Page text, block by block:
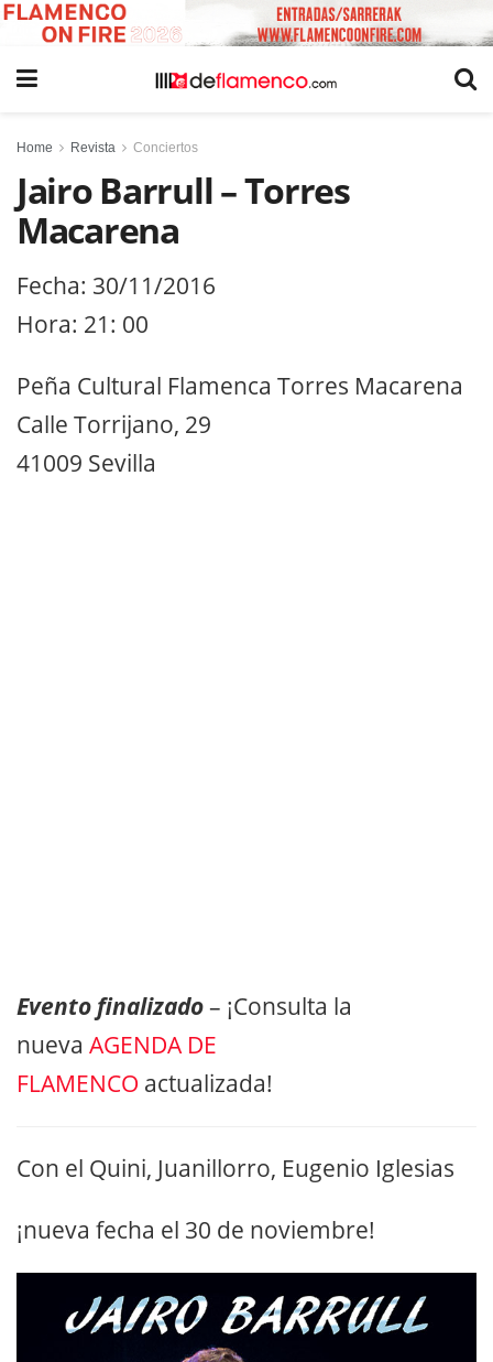
Home Revista Conciertos
Jairo Barrull – Torres
Macarena
Fecha: 30/11/2016
Hora: 21: 00
Peña Cultural Flamenca Torres Macarena
Calle Torrijano, 29
41009 Sevilla
Evento finalizado– ¡Consulta la
nueva AGENDA DE
FLAMENCO actualizada!
Con el Quini, Juanillorro, Eugenio Iglesias
¡nueva fecha el 30 de noviembre!